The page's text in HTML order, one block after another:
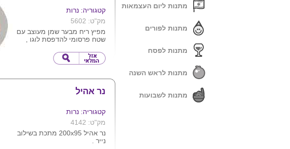
מתנות ליום העצמאות
מתנות לפורים
מתנות לפסח
מתנות לראש השנה
מתנות לשבועות
קטגוריה: נרות
מק"ט: 5602
מפיץ ריח מבער שמן מעוצב עם
שטח פרסומי להדפסת לוגו ,
וניל וניחוח ים .
נר אהיל
קטגוריה: נרות
מק"ט: 4142
נר אהיל 200x95 מתכת בשילוב
נייר .